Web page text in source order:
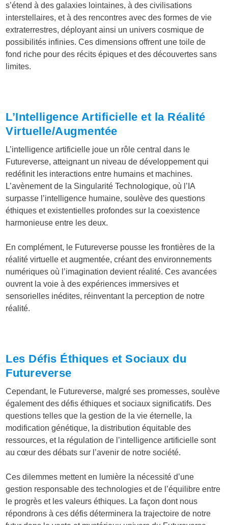
s’étend à des galaxies lointaines, à des civilisations
interstellaires, et à des rencontres avec des formes de vie
extraterrestres, déployant ainsi un univers cosmique de
possibilités infinies. Ces dimensions offrent une toile de
fond riche pour des récits épiques et des découvertes sans
limites.
L’Intelligence Artificielle et la Réalité
Virtuelle/Augmentée
L’intelligence artificielle joue un rôle central dans le
Futureverse, atteignant un niveau de développement qui
redéfinit les interactions entre humains et machines.
L’avènement de la Singularité Technologique, où l’IA
surpasse l’intelligence humaine, soulève des questions
éthiques et existentielles profondes sur la coexistence
harmonieuse entre les deux.
En complément, le Futureverse pousse les frontières de la
réalité virtuelle et augmentée, créant des environnements
numériques où l’imagination devient réalité. Ces avancées
ouvrent la voie à des expériences immersives et
sensorielles inédites, réinventant la perception de notre
réalité.
Les Défis Éthiques et Sociaux du
Futureverse
Cependant, le Futureverse, malgré ses promesses, soulève
également des défis éthiques et sociaux significatifs. Des
questions telles que la gestion de la vie éternelle, la
modification génétique, la distribution équitable des
ressources, et la régulation de l’intelligence artificielle sont
au cœur des débats sur l’avenir de notre société.
Ces dilemmes mettent en lumière la nécessité d’une
gestion responsable des technologies et de l’équilibre entre
le progrès et les valeurs éthiques. La façon dont nous
répondrons à ces défis déterminera la trajectoire de notre